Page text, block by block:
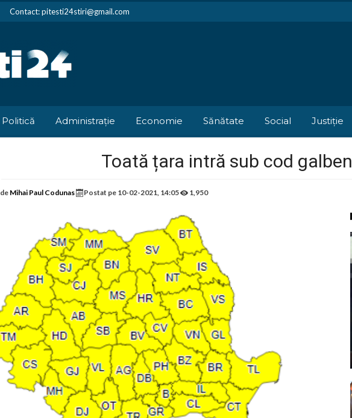
Contact: pitesti24stiri@gmail.com
Politică Administrație Economie Sănătate Social Justiție
Toată țara intră sub cod galben
de Mihai Paul Codunas Postat pe 10-02-2021, 14:05 1,950